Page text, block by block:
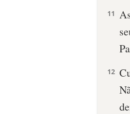
11
12